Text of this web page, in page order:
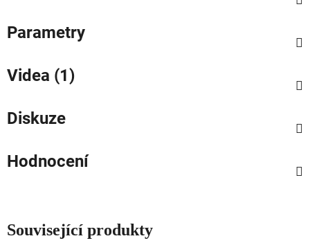
Parametry
Videa (1)
Diskuze
Hodnocení
Související produkty